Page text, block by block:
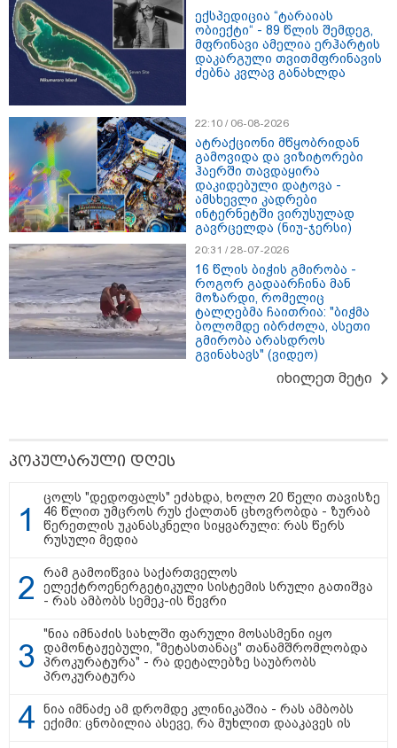
დაკავშირებით ერთობლივ
განცხადებას ავრცელებენ
22:35 / 06-08-2026
დაუყოვნებლივი და უპირობო
გათავისუფლებისკენ" - რას
წერს ეუთო-ს წარმომადგენელი
მზია ამაღლობელზე?
21:38 / 06-08-2026
"ჩვენთვის ეს ეგზოტიკაა, ჩვენს
სტუმრებს ასე ვუხსნით - ბევრი
სანთელი, ეგზოტიკა და
რომანტიკული საღამოები" -
შალვა ალავერდაშვილი
ელექტროენერგიის გათიშვებზე
21:08 / 06-08-2026
"არ ვიცი, თუ ვინმე იცის, რასთან
არის დაკავშირებული ნია
იმნაძის 10 თვის თავზე დაკავება
- რა უნდა თქვას 16 წლის
არის" - რას აცხადებს ნია
კატეგორიის ყველა სიახლე
რატომ ჩაბნელდა საქართველო
მესამედ: საბოტაჟი, ტექნიკური
არაპროფესიონალიზმი?! -
სანდრო თვალჭრელიძის ანალიზი
სამკუთხედი“ - კულუარული
თამაშები, რომლებიც დიდი
სისხლის ფასად ჯდება
ექსპედიცია “ტარაიას
ობიექტი“ - 89 წლის შემდეგ,
მფრინავი ამელია ერჰარტის
დაკარგული თვითმფრინავის
ძებნა კვლავ განახლდა
22:10 / 06-08-2026
ატრაქციონი მწყობრიდან
გამოვიდა და ვიზიტორები
ჰაერში თავდაყირა
დაკიდებული დატოვა -
ამსხევლი კადრები
ინტერნეტში ვირუსულად
გავრცელდა (ნიუ-ჯერსი)
20:31 / 28-07-2026
16 წლის ბიჭის გმირობა -
როგორ გადაარჩინა მან
მოზარდი, რომელიც
ტალღებმა ჩაითრია: "ბიჭმა
ბოლომდე იბრძოლა, ასეთი
გმირობა არასდროს
გვინახავს" (ვიდეო)
იხილეთ მეტი
პოპულარული დღეს
ცოლს "დედოფალს" ეძახდა, ხოლო 20 წელი თავისზე
46 წლით უმცროს რუს ქალთან ცხოვრობდა - ზურაბ
წერეთლის უკანასკნელი სიყვარული: რას წერს
რუსული მედია
რამ გამოიწვია საქართველოს
ელექტროენერგეტიკული სისტემის სრული გათიშვა
- რას ამბობს სემეკ-ის წევრი
"ნია იმნაძის სახლში ფარული მოსასმენი იყო
დამონტაჟებული, "მეტასთანაც" თანამშრომლობდა
პროკურატურა" - რა დეტალებზე საუბრობს
პროკურატურა
ნია იმნაძე ამ დრომდე კლინიკაშია - რას ამბობს
ექიმი: ცნობილია ასევე, რა მუხლით დააკავეს ის